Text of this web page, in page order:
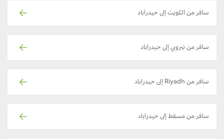
سافر من الكويت إلى حيدراباد
سافر من نيروبي إلى حيدراباد
سافر من Riyadh إلى حيدراباد
سافر من مسقط إلى حيدراباد